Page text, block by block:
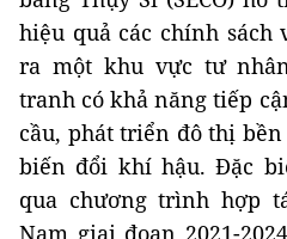
hiệu quả các chính sách
ra một khu vực tư
tranh có khả năng tiếp
cầu, phát triển đô thị
biến đổi khí hậu. Đặc
qua chương trình hợp
Nam giai đoạn 2021-